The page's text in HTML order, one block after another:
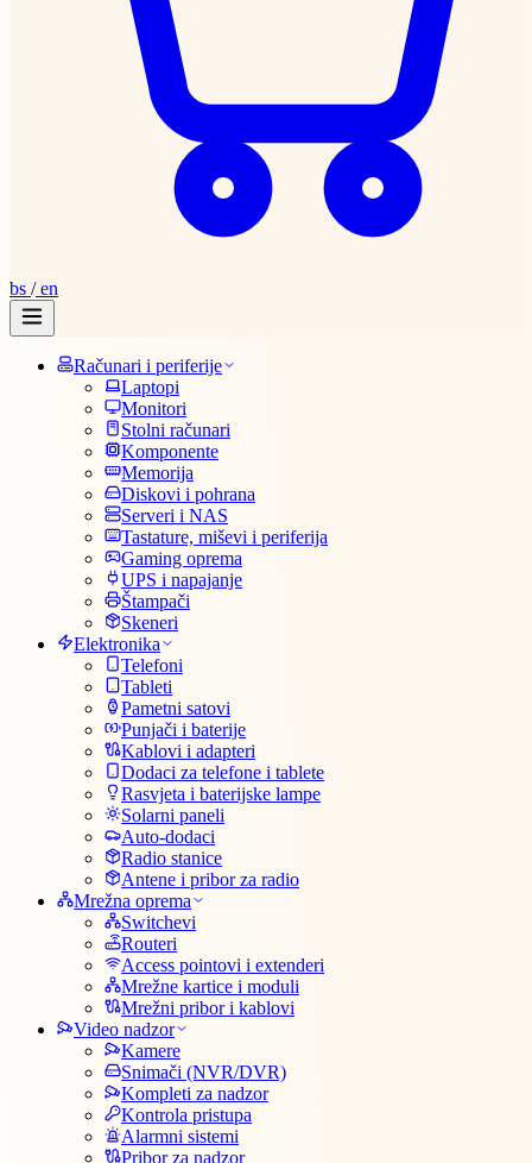
bs /en
Računari i periferije
Laptopi
Monitori
Stolni računari
Komponente
Memorija
Diskovi i pohrana
Serveri i NAS
Tastature, miševi i periferija
Gaming oprema
UPS i napajanje
Štampači
Skeneri
Elektronika
Telefoni
Tableti
Pametni satovi
Punjači i baterije
Kablovi i adapteri
Dodaci za telefone i tablete
Rasvjeta i baterijske lampe
Solarni paneli
Auto-dodaci
Radio stanice
Antene i pribor za radio
Mrežna oprema
Switchevi
Routeri
Access pointovi i extenderi
Mrežne kartice i moduli
Mrežni pribor i kablovi
Video nadzor
Kamere
Snimači (NVR/DVR)
Kompleti za nadzor
Kontrola pristupa
Alarmni sistemi
Pribor za nadzor